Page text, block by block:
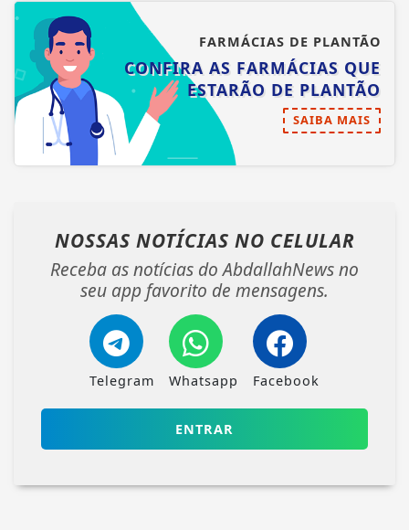
FARMÁCIAS DE PLANTÃO
CONFIRA AS FARMÁCIAS QUE
ESTARÃO DE PLANTÃO
SAIBA MAIS
NOSSAS NOTÍCIAS NO CELULAR
Receba as notícias do AbdallahNews no
seu app favorito de mensagens.
Telegram Whatsapp Facebook
ENTRAR